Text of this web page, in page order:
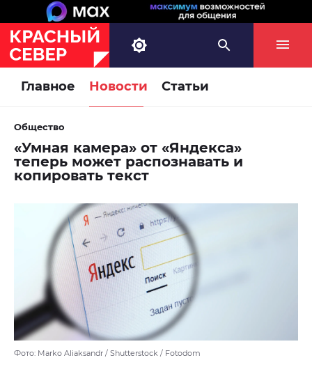
Главное Новости Статьи
Общество
«Умная камера» от «Яндекса»
теперь может распознавать и
копировать текст
Фото: Marko Aliaksandr / Shutterstock / Fotodom